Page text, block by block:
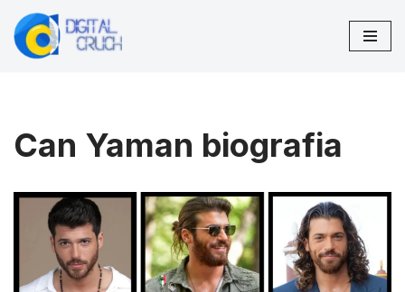
Pular
Can Yaman biografia